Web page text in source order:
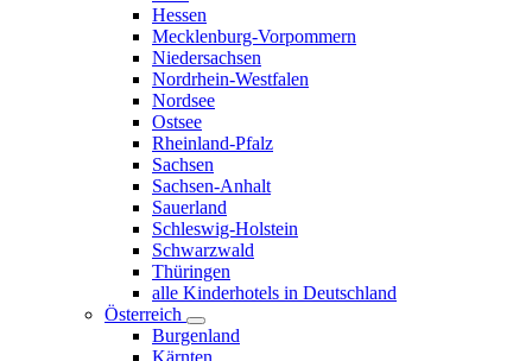
Hessen
Mecklenburg-Vorpommern
Niedersachsen
Nordrhein-Westfalen
Nordsee
Ostsee
Rheinland-Pfalz
Sachsen
Sachsen-Anhalt
Sauerland
Schleswig-Holstein
Schwarzwald
Thüringen
alle Kinderhotels in Deutschland
Österreich
Burgenland
Kärnten